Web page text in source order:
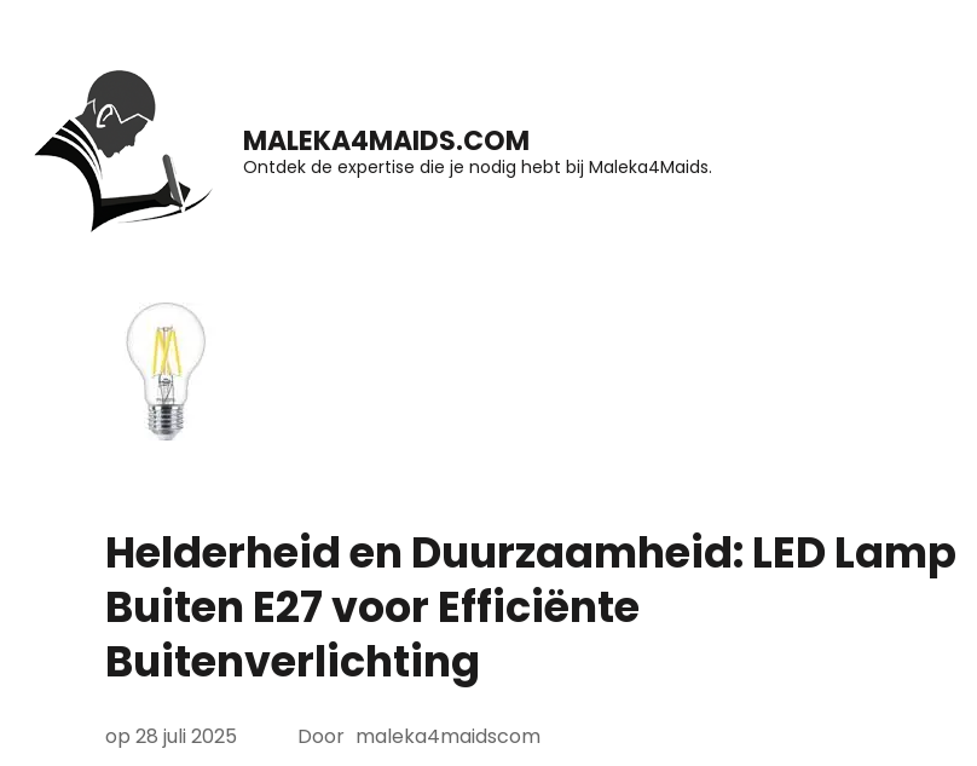
inhoud
(druk
MALEKA4MAIDS.COM
Ontdek de expertise die je nodig hebt bij Maleka4Maids.
Helderheid en Duurzaamheid: LED Lamp
Buiten E27 voor Efficiënte
Buitenverlichting
op 28 juli 2025 Door maleka4maidscom